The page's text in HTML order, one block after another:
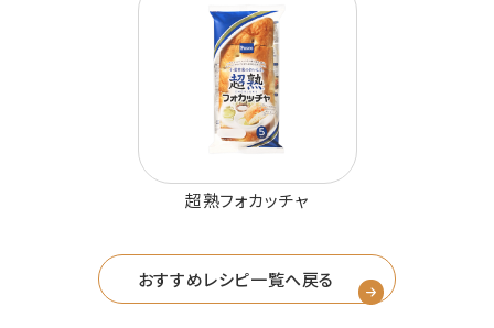
超熟フォカッチャ
おすすめレシピ一覧へ戻る